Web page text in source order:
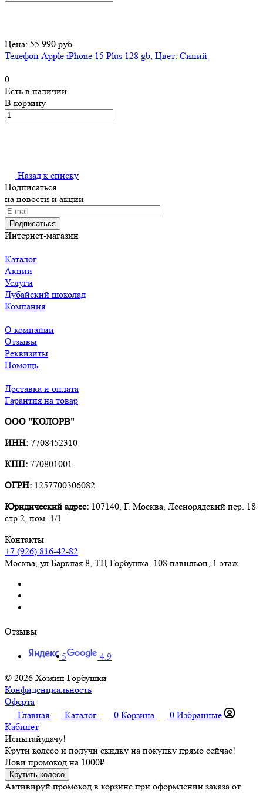
Цена: 55 990 руб.
Телефон Apple iPhone 15 Plus 128 gb, Цвет: Синий
0
Есть в наличии
В корзину
Назад к списку
Подписаться
на новости и акции
Подписаться
Интернет-магазин
Каталог
Акции
Услуги
Дубайский шоколад
Компания
О компании
Отзывы
Реквизиты
Помощь
Доставка и оплата
Гарантия на товар
ООО "КОЛОРВ"
ИНН: 7708452310
КПП: 770801001
ОГРН: 1257700306082
Юридический адрес: 107140, Г. Москва, Леснорядский пер. 18
стр.2, пом. 1/1
Контакты
+7 (926) 816-42-82
Москва, ул Барклая 8, ТЦ Горбушка, 108 павильон, 1 этаж
Отзывы
5
4.9
© 2026 Хозяин Горбушки
Конфиденциальность
Оферта
Главная
Каталог 0 Корзина 0 Избранные
Кабинет
Испытайудачу!
Крути колесо и получи скидку на покупку прямо сейчас!
Лови промокод на 1000₽
Крутить колесо
Активируй промокод в корзине при оформлении заказа от